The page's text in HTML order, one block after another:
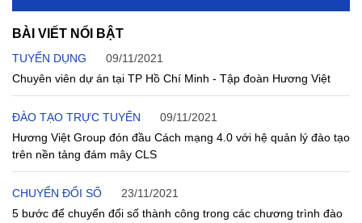
BÀI VIẾT NỔI BẬT
TUYỂN DỤNG
09/11/2021
Chuyên viên dự án tại TP Hồ Chí Minh - Tập đoàn Hương Việt
ĐÀO TẠO TRỰC TUYẾN
09/11/2021
Hương Việt Group đón đầu Cách mạng 4.0 với hệ quản lý đào tạo
trên nền tảng đám mây CLS
CHUYỂN ĐỔI SỐ
23/11/2021
5 bước để chuyển đổi số thành công trong các chương trình đào